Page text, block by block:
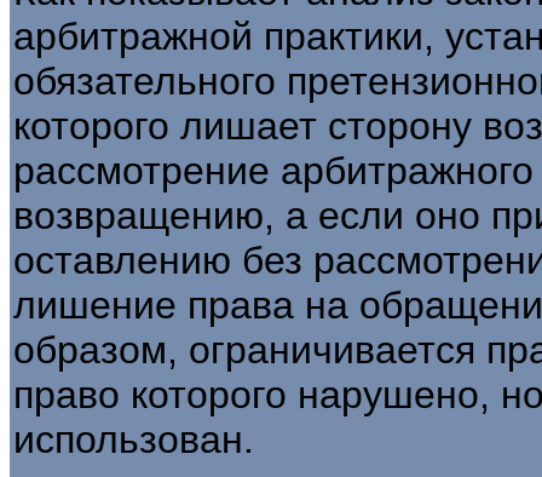
арбитражной практики,
обязательного
которого лишает сторону
рассмотрение
возвращению, а если оно
оставлению без
лишение права на
образом, ограничивается
право которого нарушено,
использован.